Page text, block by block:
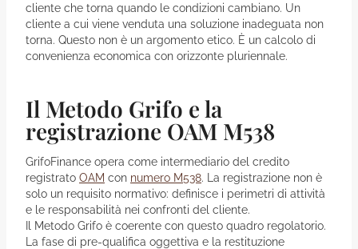
cliente che torna quando le condizioni cambiano. Un
cliente a cui viene venduta una soluzione inadeguata non
torna. Questo non è un argomento etico. È un calcolo di
convenienza economica con orizzonte pluriennale.
Il Metodo Grifo e la
registrazione OAM M538
GrifoFinance opera come intermediario del credito
registrato OAM con numero M538. La registrazione non è
solo un requisito normativo: definisce i perimetri di attività
e le responsabilità nei confronti del cliente.
Il Metodo Grifo è coerente con questo quadro regolatorio.
La fase di pre-qualifica oggettiva e la restituzione